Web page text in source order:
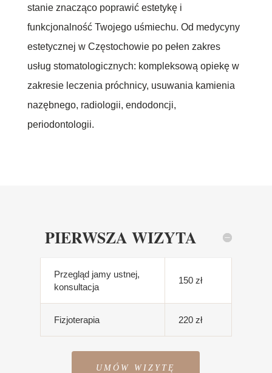
stanie znacząco poprawić estetykę i
funkcjonalność Twojego uśmiechu. Od medycyny
estetycznej w Częstochowie po pełen zakres
usług stomatologicznych: kompleksową opiekę w
zakresie leczenia próchnicy, usuwania kamienia
nazębnego, radiologii, endodoncji,
periodontologii.
PIERWSZA WIZYTA
Przegląd jamy ustnej,
konsultacja
150 zł
Fizjoterapia 220 zł
UMÓW WIZYTĘ